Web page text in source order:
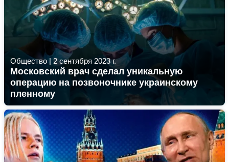
Общество | 2 сентября 2023 г.
Московский врач сделал уникальную
операцию на позвоночнике украинскому
пленному